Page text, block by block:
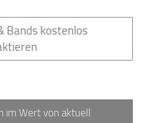
Bands kostenlos
im Wert von aktuell